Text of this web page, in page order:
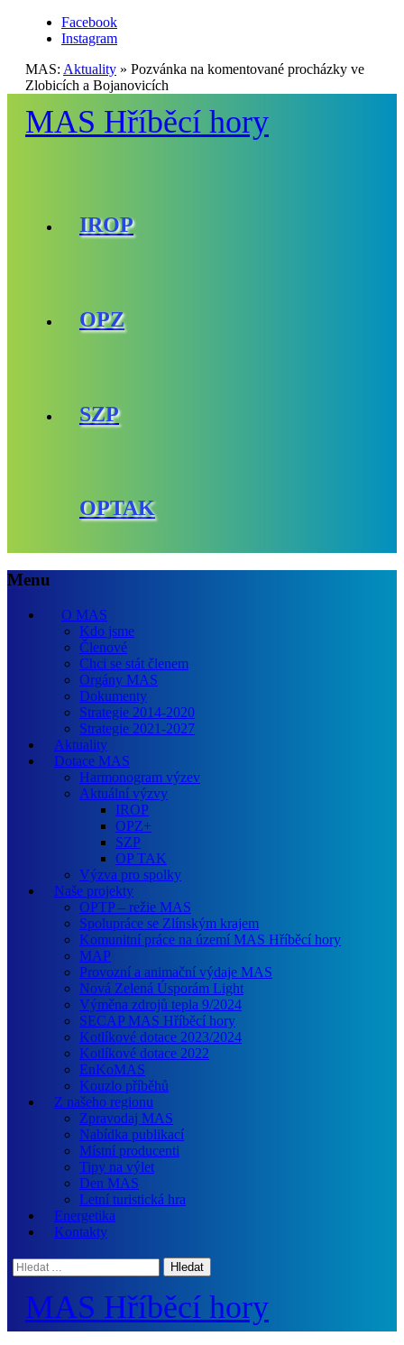
Facebook
Instagram
MAS: Aktuality » Pozvánka na komentované procházky ve
Zlobicích a Bojanovicích
MAS Hříběcí hory
IROP
OPZ
SZP
OPTAK
Menu
O MAS
Kdo jsme
Členové
Chci se stát členem
Orgány MAS
Dokumenty
Strategie 2014-2020
Strategie 2021-2027
Aktuality
Dotace MAS
Harmonogram výzev
Aktuální výzvy
IROP
OPZ+
SZP
OP TAK
Výzva pro spolky
Naše projekty
OPTP – režie MAS
Spolupráce se Zlínským krajem
Komunitní práce na území MAS Hříběcí hory
MAP
Provozní a animační výdaje MAS
Nová Zelená Úsporám Light
Výměna zdrojů tepla 9/2024
SECAP MAS Hříběcí hory
Kotlíkové dotace 2023/2024
Kotlíkové dotace 2022
EnKoMAS
Kouzlo příběhů
Z našeho regionu
Zpravodaj MAS
Nabídka publikací
Místní producenti
Tipy na výlet
Den MAS
Letní turistická hra
Energetika
Kontakty
Hledat:
MAS Hříběcí hory